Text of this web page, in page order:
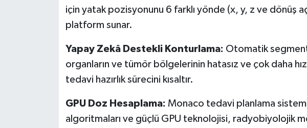
için yatak pozisyonunu 6 farklı yönde (x, y, z ve dönüş
platform sunar.
Yapay Zekâ Destekli Konturlama: Otomatik
organların ve tümör bölgelerinin hatasız ve çok daha
tedavi hazırlık sürecini kısaltır.
GPU Doz Hesaplama: Monaco tedavi planlama
algoritmaları ve güçlü GPU teknolojisi, radyobiyolojik